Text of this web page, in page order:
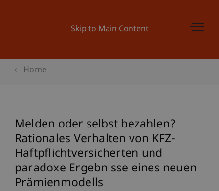
Skip to Main Content
Home
Melden oder selbst bezahlen?
Rationales Verhalten von KFZ-
Haftpflichtversicherten und
paradoxe Ergebnisse eines neuen
Prämienmodells